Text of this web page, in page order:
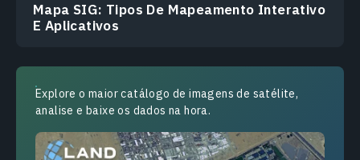
Mapa SIG: Tipos De Mapeamento Interativo
E Aplicativos
Explore o maior catálogo de imagens de satélite,
analise e baixe os dados na hora.